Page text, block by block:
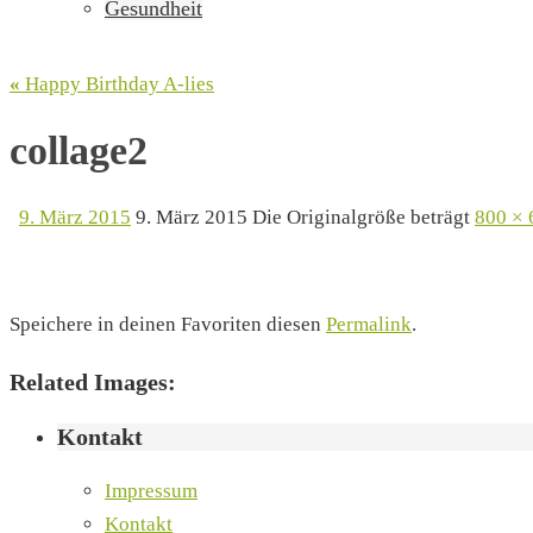
Gesundheit
« Happy Birthday A-lies
collage2
9. März 2015 9. März 2015 Die Originalgröße beträgt 800 ×
Speichere in deinen Favoriten diesen Permalink.
Related Images:
Kontakt
Impressum
Kontakt